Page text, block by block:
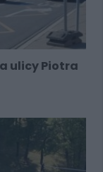
ulicy Piotra